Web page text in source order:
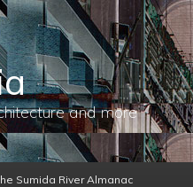
and more
Sumida River Almanac